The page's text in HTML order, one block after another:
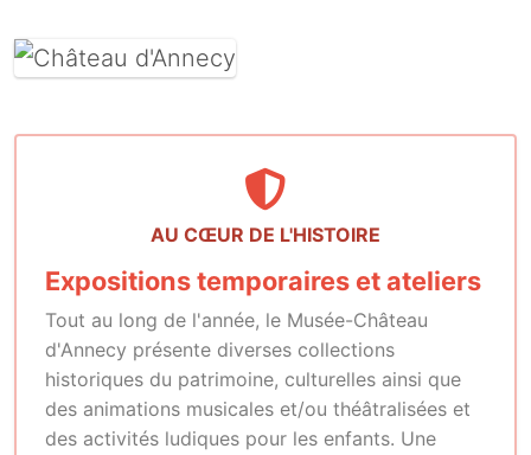
AU CŒUR DE L'HISTOIRE
Expositions temporaires et ateliers
Tout au long de l'année, le Musée-Château
d'Annecy présente diverses collections
historiques du patrimoine, culturelles ainsi que
des animations musicales et/ou théâtralisées et
des activités ludiques pour les enfants. Une